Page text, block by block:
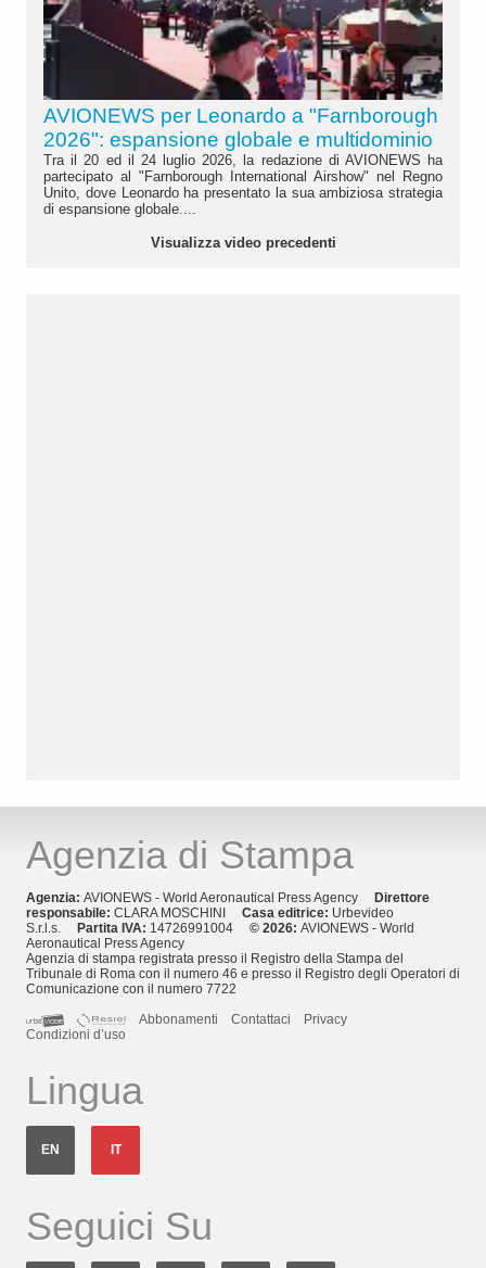
AVIONEWS per Leonardo a "Farnborough
2026": espansione globale e multidominio
Tra il 20 ed il 24 luglio 2026, la redazione di AVIONEWS ha
partecipato al "Farnborough International Airshow" nel Regno
Unito, dove Leonardo ha presentato la sua ambiziosa strategia
di espansione globale....
Visualizza video precedenti
Agenzia di Stampa
Agenzia: AVIONEWS - World Aeronautical Press Agency
Direttore
responsabile: CLARA MOSCHINI Casa editrice: Urbevideo
S.r.l.s.
Partita IVA: 14726991004 © 2026: AVIONEWS - World
Aeronautical Press Agency
Agenzia di stampa registrata presso il Registro della Stampa del
Tribunale di Roma con il numero 46 e presso il Registro degli Operatori di
Comunicazione con il numero 7722
Abbonamenti
Contattaci
Privacy
Condizioni d’uso
Lingua
EN IT
Seguici Su